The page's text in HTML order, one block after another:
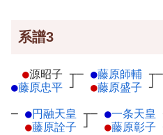
系譜3
●源昭子 ┬
●藤原忠平 ┘
─ ●藤原師輔 ┬
●藤原盛子 ┘
─
─ ●円融天皇 ┬
●藤原詮子 ┘
─ ●一条天皇
●藤原彰子